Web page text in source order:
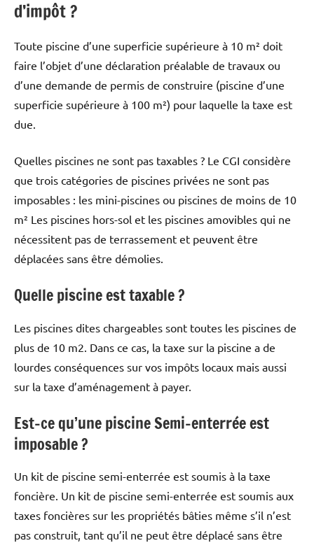
d’impôt ?
Toute piscine d’une superficie supérieure à 10 m² doit
faire l’objet d’une déclaration préalable de travaux ou
d’une demande de permis de construire (piscine d’une
superficie supérieure à 100 m²) pour laquelle la taxe est
due.
Quelles piscines ne sont pas taxables ? Le CGI considère
que trois catégories de piscines privées ne sont pas
imposables : les mini-piscines ou piscines de moins de 10
m² Les piscines hors-sol et les piscines amovibles qui ne
nécessitent pas de terrassement et peuvent être
déplacées sans être démolies.
Quelle piscine est taxable ?
Les piscines dites chargeables sont toutes les piscines de
plus de 10 m2. Dans ce cas, la taxe sur la piscine a de
lourdes conséquences sur vos impôts locaux mais aussi
sur la taxe d’aménagement à payer.
Est-ce qu’une piscine Semi-enterrée est
imposable ?
Un kit de piscine semi-enterrée est soumis à la taxe
foncière. Un kit de piscine semi-enterrée est soumis aux
taxes foncières sur les propriétés bâties même s’il n’est
pas construit, tant qu’il ne peut être déplacé sans être